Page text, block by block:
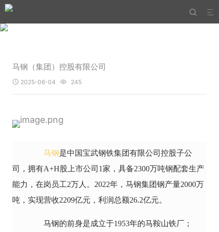


马钢（集团）控股有限公司
 2025-06-04  245
马钢是中国宝武钢铁集团有限公司控股子公
司，拥有A+H股上市公司1家，具备2300万吨钢配套生产
能力，在岗员工2万人。2022年，马钢集团钢产量2000万
吨，实现营收2209亿元，利润总额26.2亿元。
马钢的前身是成立于1953年的马鞍山铁厂；